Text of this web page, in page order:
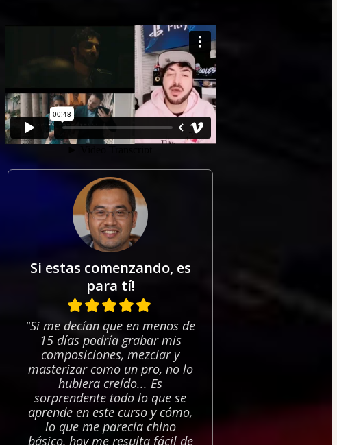
Si estas comenzando, es
para tí!
"Si me decían que en menos de
15 días podría grabar mis
composiciones, mezclar y
masterizar como un pro, no lo
hubiera creído... Es
sorprendente todo lo que se
aprende en este curso y cómo,
lo que me parecía chino
básico, hoy me resulta fácil de